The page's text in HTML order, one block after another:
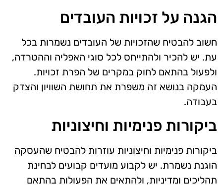
הגנה על זכויות העובדים
חשוב להבטיח שהזכויות של העובדים נשמרות בכל
עת. יש להכיר ולהתייחס לכל סוגי האפליה וההטרדה,
ולפעול בהתאם לחוק במקרים של הפרת זכויות.
העמקה בנושא זה משפרת את תחושת השוויון והצדק
בעבודה.
ביקורות פנימיות וחיצוניות
ביקורות פנימיות וחיצוניות עוזרות להבטיח שהעסקה
הוגנת נשמרת. יש לקבוע מועדים קבועים לבחינת
תהליכים ומדיניות, ולהתאים את הפעולות בהתאם